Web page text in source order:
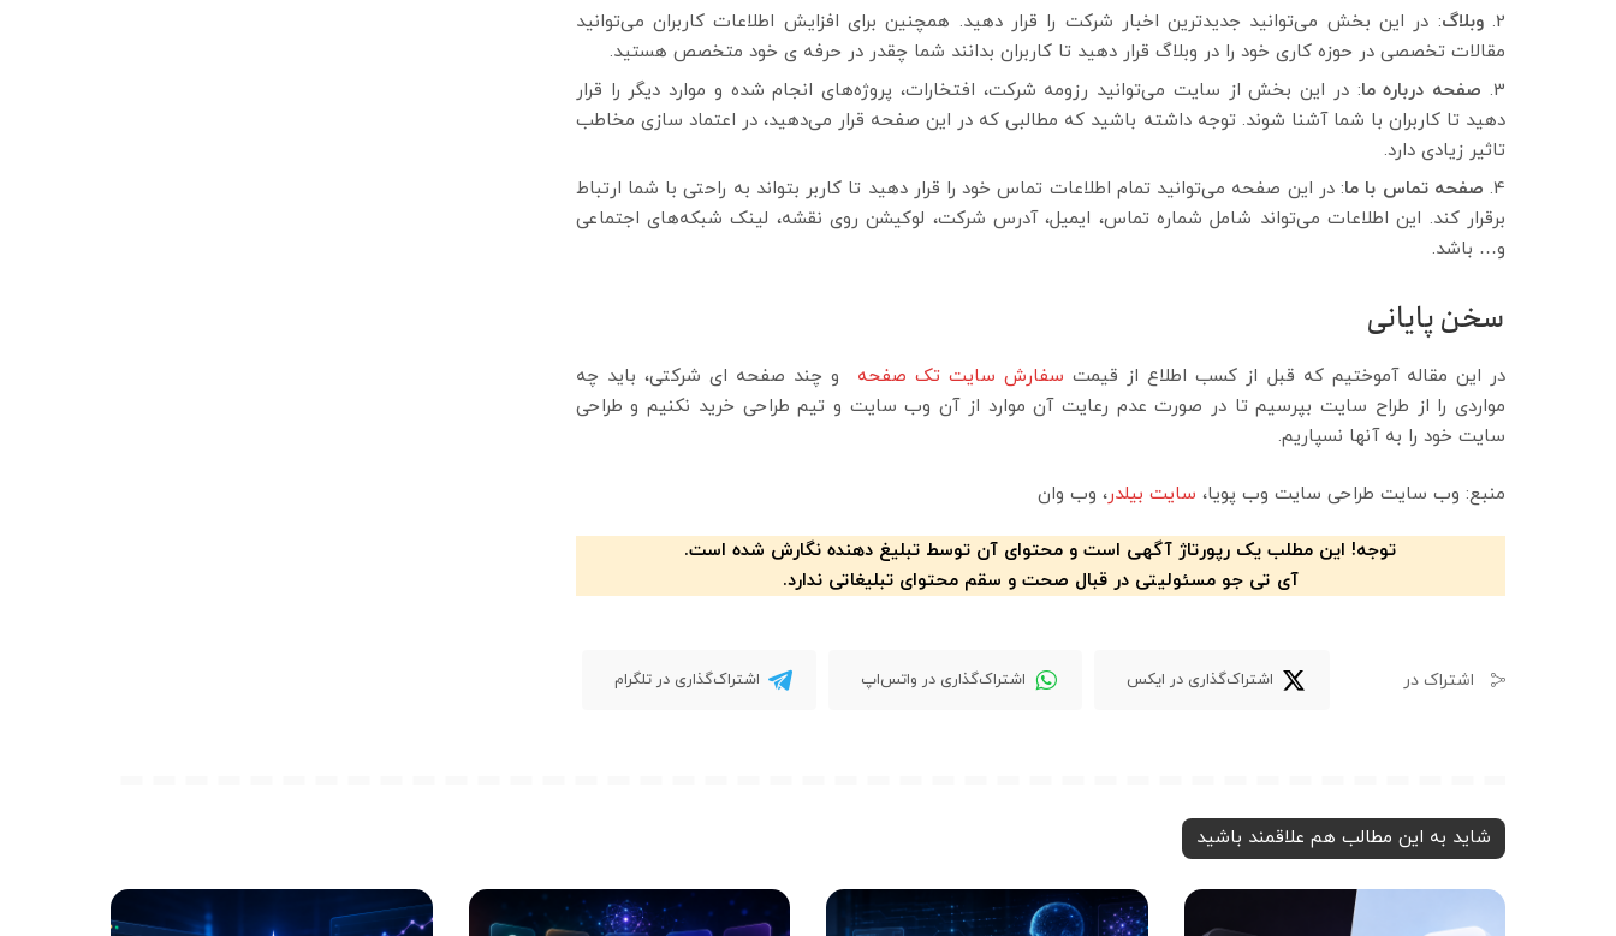
وبلاگ: در این بخش می‌توانید جدیدترین اخبار شرکت را قرار دهید. همچنین برای افزایش اطلاعات کاربران می‌توانید
مقالات تخصصی در حوزه کاری خود را در وبلاگ قرار دهید تا کاربران بدانند شما چقدر در حرفه ی خود متخصص هستید.
صفحه درباره ما: در این بخش از سایت می‌توانید رزومه شرکت، افتخارات، پروژه‌های انجام شده و موارد دیگر را قرار
دهید تا کاربران با شما آشنا شوند. توجه داشته باشید که مطالبی که در این صفحه قرار می‌دهید، در اعتماد سازی مخاطب
تاثیر زیادی دارد.
صفحه تماس با ما: در این صفحه می‌توانید تمام اطلاعات تماس خود را قرار دهید تا کاربر بتواند به راحتی با شما ارتباط
برقرار کند. این اطلاعات می‌تواند شامل شماره تماس، ایمیل، آدرس شرکت، لوکیشن روی نقشه، لینک شبکه‌های اجتماعی
و… باشد.
سخن پایانی
در این مقاله آموختیم که قبل از کسب اطلاع از قیمت سفارش سایت تک صفحه
و چند صفحه ای شرکتی، باید چه
مواردی را از طراح سایت بپرسیم تا در صورت عدم رعایت آن موارد از آن وب سایت و تیم طراحی خرید نکنیم و طراحی
سایت خود را به آنها نسپاریم.
منبع: وب سایت طراحی سایت وب پویا، سایت بیلدر، وب وان
توجه! این مطلب یک رپورتاژ آگهی است و محتوای آن توسط تبلیغ دهنده نگارش شده است.
آی تی جو مسئولیتی در قبال صحت و سقم محتوای تبلیغاتی ندارد.
اشتراک در اشتراک‌گذاری در ایکس اشتراک‌گذاری در واتس‌اپ اشتراک‌گذاری در تلگرام
شاید به این مطالب هم علاقمند باشید